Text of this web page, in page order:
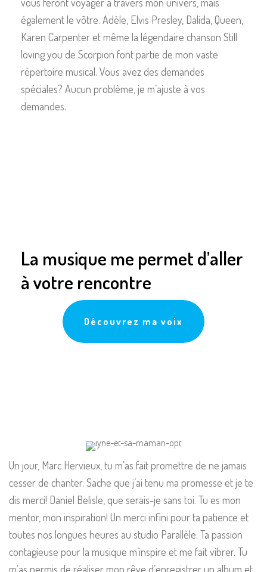
également le vôtre. Adèle, Elvis Presley, Dalida, Queen,
Karen Carpenter et même la légendaire chanson Still
loving you de Scorpion font partie de mon vaste
répertoire musical. Vous avez des demandes
spéciales? Aucun problème, je m’ajuste à vos
demandes.
La musique me permet d’aller
à votre rencontre
Découvrez ma voix
Un jour, Marc Hervieux, tu m’as fait promettre de ne jamais
cesser de chanter. Sache que j’ai tenu ma promesse et je te
dis merci! Daniel Belisle, que serais-je sans toi. Tu es mon
mentor, mon inspiration! Un merci infini pour ta patience et
toutes nos longues heures au studio Parallèle. Ta passion
contagieuse pour la musique m’inspire et me fait vibrer. Tu
m’as permis de réaliser mon rêve d’enregistrer un album et